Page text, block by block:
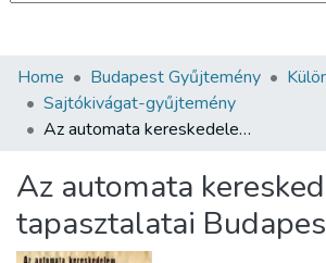
Communities & Collections
All of DSpace
About us
Home Budapest Gyűjtemény
Sajtókivágat-gyűjtemény
Az automata kereskedelem első tapasztalatai Budapesten
Az automata
tapasztalatai